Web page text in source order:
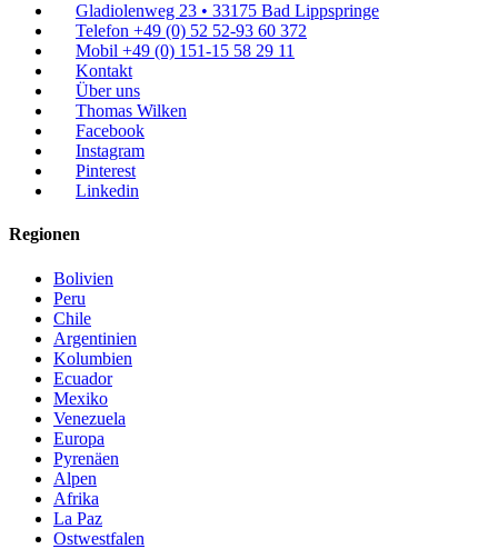
Gladiolenweg 23 • 33175 Bad Lippspringe
Telefon +49 (0) 52 52-93 60 372
Mobil +49 (0) 151-15 58 29 11
Kontakt
Über uns
Thomas Wilken
Facebook
Instagram
Pinterest
Linkedin
Regionen
Bolivien
Peru
Chile
Argentinien
Kolumbien
Ecuador
Mexiko
Venezuela
Europa
Pyrenäen
Alpen
Afrika
La Paz
Ostwestfalen